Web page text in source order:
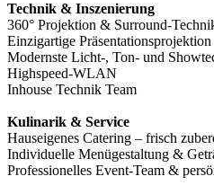
Technik & Inszenierung
360° Projektion & Surround-
Einzigartige Präsentationsprojektion
Modernste Licht-, Ton- und
Highspeed-WLAN
Inhouse Technik Team
Kulinarik & Service
Hauseigenes Catering – frisch
Individuelle Menügestaltung &
Professionelles Event-Team &